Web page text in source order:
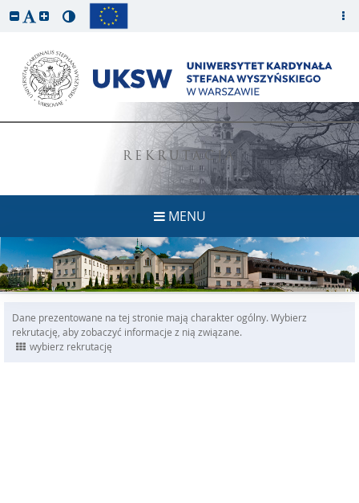
REKRUTACJA
MENU
Dane prezentowane na tej stronie mają charakter ogólny. Wybierz
rekrutację, aby zobaczyć informacje z nią związane.
wybierz rekrutację